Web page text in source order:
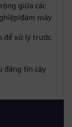
giữa các
đám mây
để xử lý trước
đáng tin cậy